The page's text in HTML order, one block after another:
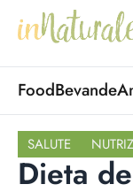
FoodBevande
SALUTE
Dieta